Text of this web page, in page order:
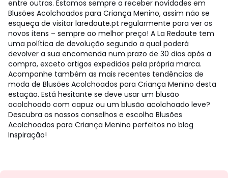
entre outras. Estamos sempre a receber novidades em
Blusões Acolchoados para Criança Menino, assim não se
esqueça de visitar laredoute.pt regularmente para ver os
novos itens – sempre ao melhor preço! A La Redoute tem
uma política de devolução segundo a qual poderá
devolver a sua encomenda num prazo de 30 dias após a
compra, exceto artigos expedidos pela própria marca.
Acompanhe também as mais recentes tendências de
moda de Blusões Acolchoados para Criança Menino desta
estação. Está hesitante se deve usar um blusão
acolchoado com capuz ou um blusão acolchoado leve?
Descubra os nossos conselhos e escolha Blusões
Acolchoados para Criança Menino perfeitos no blog
Inspiração!